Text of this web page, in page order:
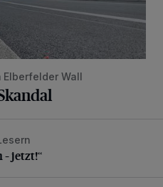
Elberfelder Wall
jetzt!“
– jetzt!“